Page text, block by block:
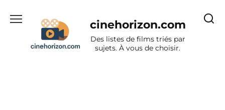
cinehorizon.com
Des listes de films triés par
sujets. À vous de choisir.